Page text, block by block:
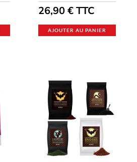
26,90€TTC
AJOUTER AU PANIER